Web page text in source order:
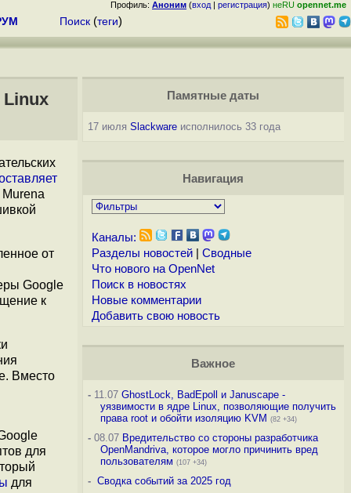
Профиль: Аноним (вход | регистрация) неRU opennet.me
Поиск (теги)
Linux
от
Google
к
Вместо
для
для
Памятные даты
17 июля Slackwareисполнилось 33 года
Навигация
Каналы:
Разделы новостей| Сводные
Что нового на OpenNet
Поиск в новостях
Новые комментарии
Добавить свою новость
Важное
-11.07 GhostLock, BadEpoll и Januscape -
уязвимости в ядре Linux, позволяющие получить
права root и обойти изоляцию KVM (82 +34)
-08.07 Вредительство со стороны разработчика
OpenMandriva, которое могло причинить вред
пользователям (107 +34)
- Сводка событий за 2025 год